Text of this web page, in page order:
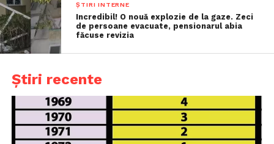
ȘTIRI INTERNE
Incredibil! O nouă explozie de la gaze. Zeci
de persoane evacuate, pensionarul abia
făcuse revizia
Știri recente